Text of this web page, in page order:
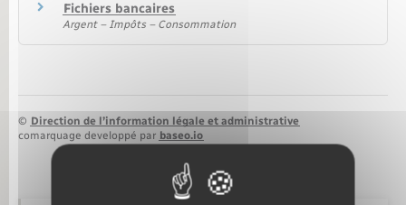
Transports
Fichiers bancaires
Argent – Impôts – Consommation
© Direction de l’information légale et administrative
comarquage developpé par baseo.io